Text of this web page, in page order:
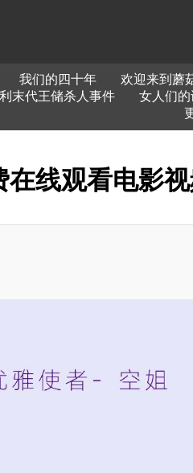
我们的四十年 欢迎来到蘑
末代王储杀人事件 女人们
线观看电影